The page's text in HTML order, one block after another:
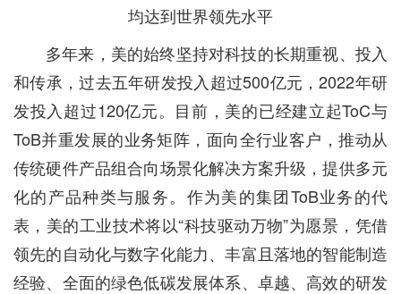
均达到世界领先水平
多年来，美的始终坚持对科技的长期重视、投入
和传承，过去五年研发投入超过500亿元，2022年研
发投入超过120亿元。目前，美的已经建立起ToC与
ToB并重发展的业务矩阵，面向全行业客户，推动从
传统硬件产品组合向场景化解决方案升级，提供多元
化的产品种类与服务。作为美的集团ToB业务的代
表，美的工业技术将以“科技驱动万物”为愿景，凭借
领先的自动化与数字化能力、丰富且落地的智能制造
经验、全面的绿色低碳发展体系、卓越、高效的研发